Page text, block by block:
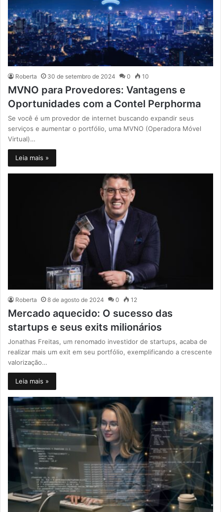
Roberta 30 de setembro de 2024 0 10
MVNO para Provedores: Vantagens e
Oportunidades com a Contel Perphorma
Se você é um provedor de internet buscando expandir seus
serviços e aumentar o portfólio, uma MVNO (Operadora Móvel
Virtual)…
Leia mais »
Roberta 8 de agosto de 2024 0 12
Mercado aquecido: O sucesso das
startups e seus exits milionários
Jonathas Freitas, um renomado investidor de startups, acaba de
realizar mais um exit em seu portfólio, exemplificando a crescente
valorização…
Leia mais »